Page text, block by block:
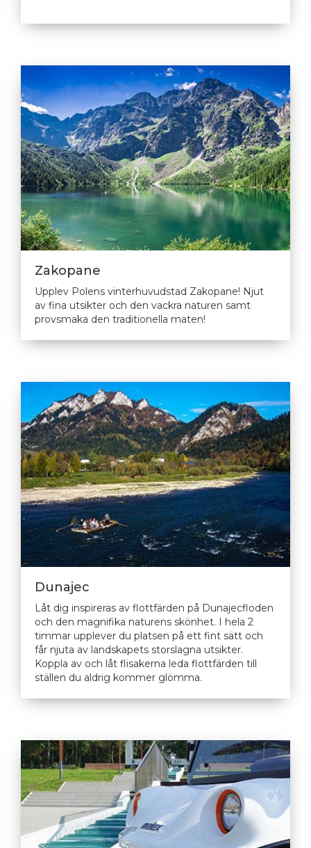
Zakopane
Upplev Polens vinterhuvudstad Zakopane! Njut
av fina utsikter och den vackra naturen samt
provsmaka den traditionella maten!
Dunajec
Låt dig inspireras av flottfärden på Dunajecfloden
och den magnifika naturens skönhet. I hela 2
timmar upplever du platsen på ett fint sätt och
får njuta av landskapets storslagna utsikter.
Koppla av och låt flisakerna leda flottfärden till
ställen du aldrig kommer glömma.